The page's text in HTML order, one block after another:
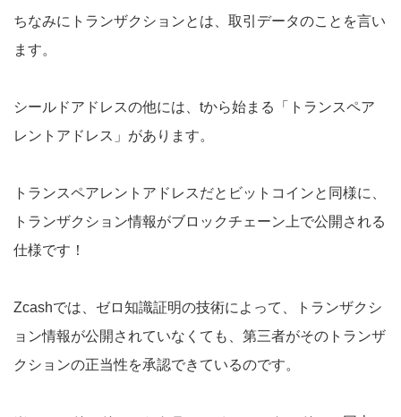
ちなみにトランザクションとは、取引データのことを言い
ます。
シールドアドレスの他には、tから始まる「トランスペア
レントアドレス」があります。
トランスペアレントアドレスだとビットコインと同様に、
トランザクション情報がブロックチェーン上で公開される
仕様です！
Zcashでは、ゼロ知識証明の技術によって、トランザクシ
ョン情報が公開されていなくても、第三者がそのトランザ
クションの正当性を承認できているのです。